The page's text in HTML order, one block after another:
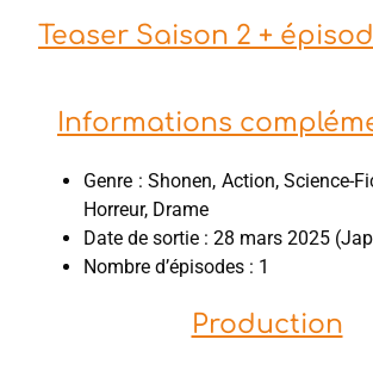
Teaser Saison 2 +
Informations
Genre : Shonen, Action, Science-
Horreur, Drame
Date de sortie : 28 mars 2025
Nombre d’épisodes : 1
Production